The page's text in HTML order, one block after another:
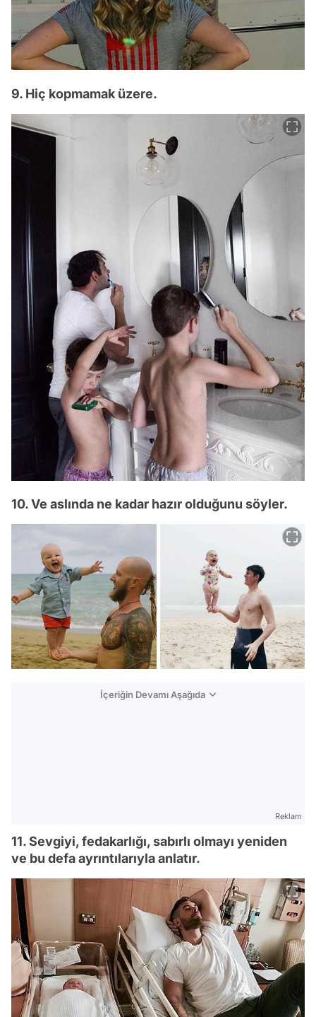
9. Hiç kopmamak üzere.
10. Ve aslında ne kadar hazır olduğunu söyler.
İçeriğin Devamı Aşağıda
Reklam
11. Sevgiyi, fedakarlığı, sabırlı olmayı yeniden
ve bu defa ayrıntılarıyla anlatır.